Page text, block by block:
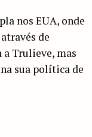
nos EUA, onde
de
a Trulieve, mas
sua política de